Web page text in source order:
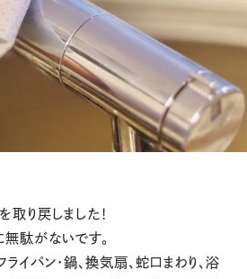
取り戻しました！
駄がないです。
ライパン・鍋、換気扇、蛇口まわり、浴